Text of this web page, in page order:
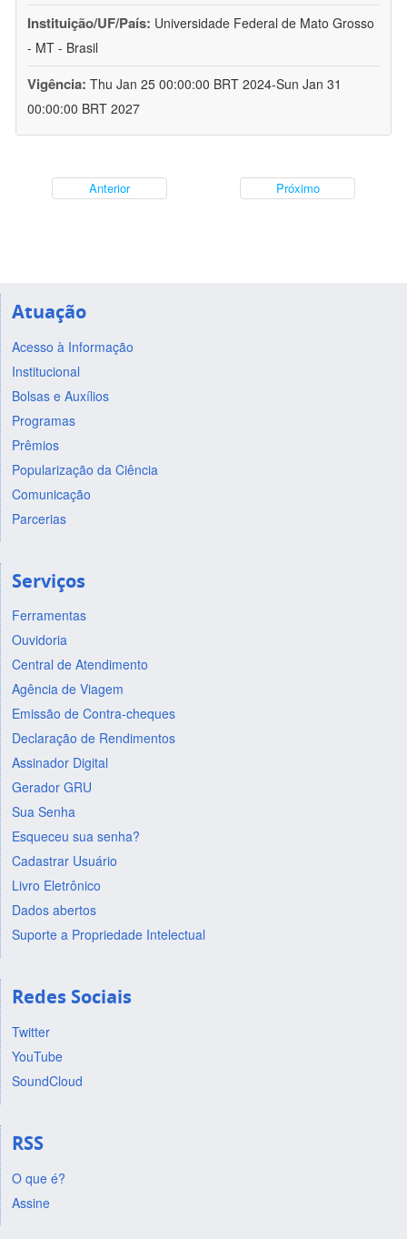
Instituição/UF/País: Universidade Federal de Mato Grosso
- MT - Brasil
Vigência: Thu Jan 25 00:00:00 BRT 2024-Sun Jan 31
00:00:00 BRT 2027
Anterior Próximo
Atuação
Acesso à Informação
Institucional
Bolsas e Auxílios
Programas
Prêmios
Popularização da Ciência
Comunicação
Parcerias
Serviços
Ferramentas
Ouvidoria
Central de Atendimento
Agência de Viagem
Emissão de Contra-cheques
Declaração de Rendimentos
Assinador Digital
Gerador GRU
Sua Senha
Esqueceu sua senha?
Cadastrar Usuário
Livro Eletrônico
Dados abertos
Suporte a Propriedade Intelectual
Redes Sociais
Twitter
YouTube
SoundCloud
RSS
O que é?
Assine